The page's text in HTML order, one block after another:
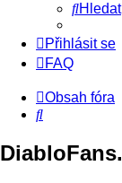
Hledat
Přihlásit se
FAQ
Obsah fóra
Hledat